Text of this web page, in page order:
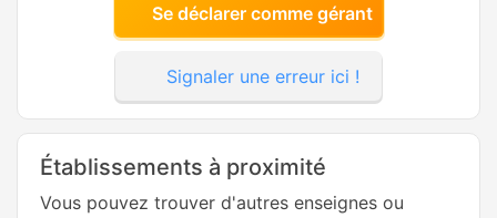
Se déclarer comme gérant
Signaler une erreur ici !
Établissements à proximité
Vous pouvez trouver d'autres enseignes ou